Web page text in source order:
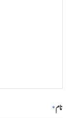
نام*